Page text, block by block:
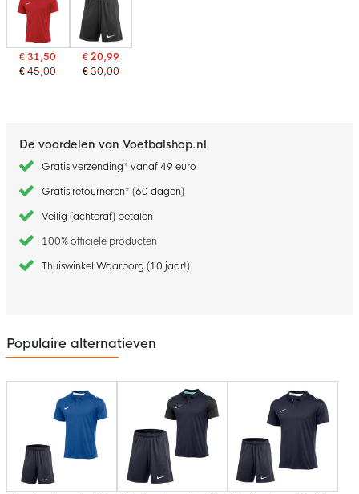
€ 31,50
€ 45,00
€ 20,99
€ 30,00
De voordelen van Voetbalshop.nl
Gratis verzending* vanaf 49 euro
Gratis retourneren* (60 dagen)
Veilig (achteraf) betalen
100% officiële producten
Thuiswinkel Waarborg (10 jaar!)
Populaire alternatieven